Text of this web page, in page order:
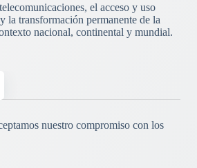
el acceso y uso
transformación permanente de la
nacional, continental y mundial.
nuestro compromiso con los